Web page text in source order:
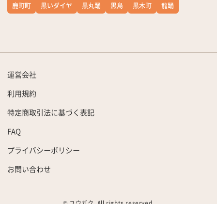
鹿町町
黒いダイヤ 黒丸踊 黒島 黒木町 龍踊
運営会社
利用規約
特定商取引法に基づく表記
FAQ
プライバシーポリシー
お問い合わせ